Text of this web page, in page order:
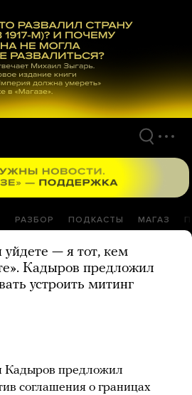
РАЗБОР ПОДКАСТЫ МАГАЗ
— я тот, кем
Кадыров предложил
устроить митинг
Кадыров предложил
соглашения о границах